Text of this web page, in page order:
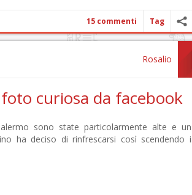
15 commenti Tag
Rosalio
curiosa da facebook
sono state particolarmente alte e
ha deciso di rinfrescarsi così scendendo